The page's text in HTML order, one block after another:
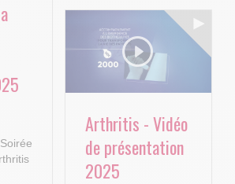
Arthritis - Vidéo
de présentation
2025